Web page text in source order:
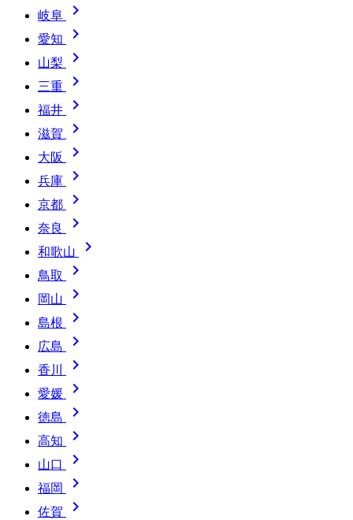
岐阜 
愛知 
山梨 
三重 
福井 
滋賀 
大阪 
兵庫 
京都 
奈良 
和歌山 
鳥取 
岡山 
島根 
広島 
香川 
愛媛 
徳島 
高知 
山口 
福岡 
佐賀 